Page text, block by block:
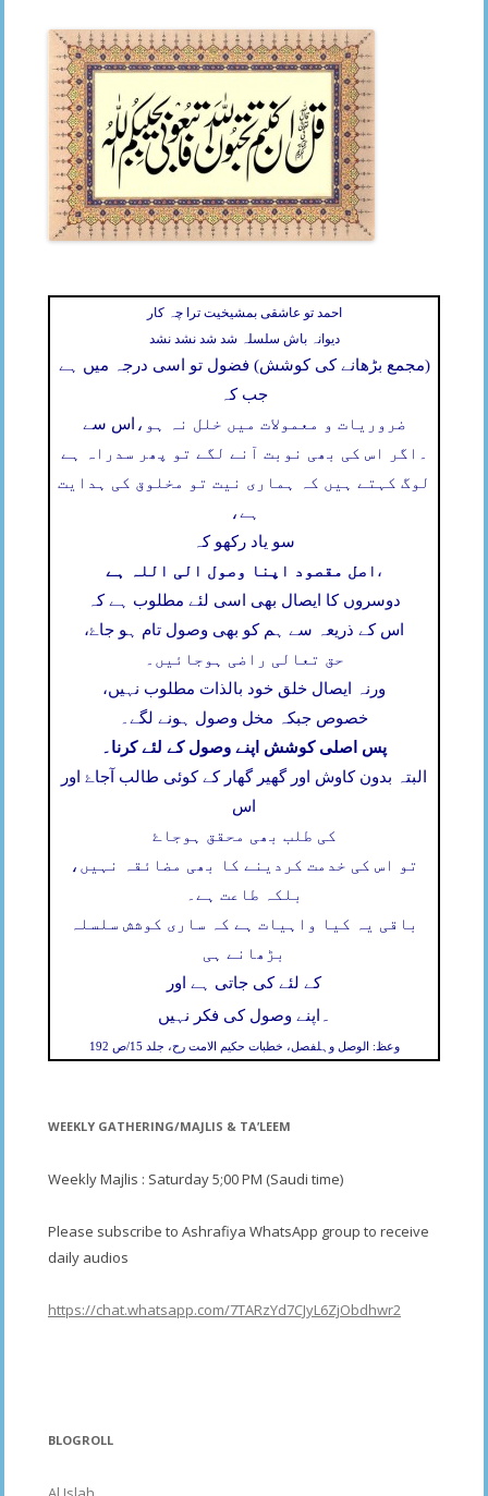
احمد تو عاشقی بمشیخیت ترا چہ کار
دیوانہ باش سلسلہ شد شد نشد نشد
(مجمع بڑھانے کی کوشش) فضول تو اسی درجہ میں ہے
جب کہ
اس سے ضروریات و معمولات میں خلل نہ ہو،
اگر اس کی بھی نوبت آنے لگے تو پھر سدراہ ہے
لوگ کہتے ہیں کہ ہماری نیت تو مخلوق کی ہدایت
ہے،
سو یاد رکھو کہ
اصل مقصود اپنا وصول الی اللہ ہے ،
دوسروں کا ایصال بھی اسی لئے مطلوب ہے کہ
اس کے ذریعہ سے ہم کو بھی وصول تام ہو جاۓ،
حق تعالی راضی ہوجائیں۔
ورنہ ایصال خلق خود بالذات مطلوب نہیں،
خصوص جبکہ مخل وصول ہونے لگے۔
پس اصلی کوشش اپنے وصول کے لئے کرنا۔
البتہ بدون کاوش اور گھیر گھار کے کوئی طالب آجاۓ اور
اس
کی طلب بھی محقق ہوجاۓ
تو اس کی خدمت کردینے کا بھی مضائقہ نہیں،
بلکہ طاعت ہے۔
باقی یہ کیا واہیات ہے کہ ساری کوشش سلسلہ
بڑھانے ہی
کے لئے کی جاتی ہے اور
اپنے وصول کی فکر نہیں ۔
وعظ: الوصل وہلفصل، خطبات حکیم الامت رح، جلد 15/ص 192
WEEKLY GATHERING/MAJLIS & TA’LEEM
Weekly Majlis : Saturday 5;00 PM (Saudi time)
Please subscribe to Ashrafiya WhatsApp group to receive
daily audios
https://chat.whatsapp.com/7TARzYd7CJyL6ZjObdhwr2
BLOGROLL